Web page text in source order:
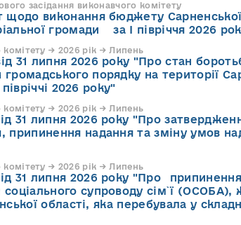
засідання виконавчого комітету
щодо виконання бюджету Сарненської
громади за І півріччя 2026
→ 2026 рік → Липень
31 липня 2026 року "Про стан
громадського порядку на території
2026 року"
→ 2026 рік → Липень
31 липня 2026 року "Про
припинення надання та зміну умов
→ 2026 рік → Липень
31 липня 2026 року "Про припинення
соціального супроводу cім`ї
області, яка перебувала у